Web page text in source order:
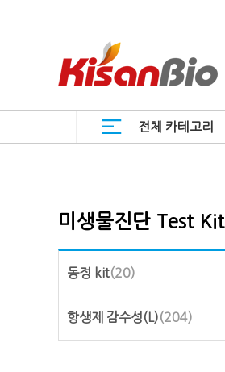
전체 카테고리
미생물진단 Test Kit
동정 kit(20)
항생제 감수성(L)(204)